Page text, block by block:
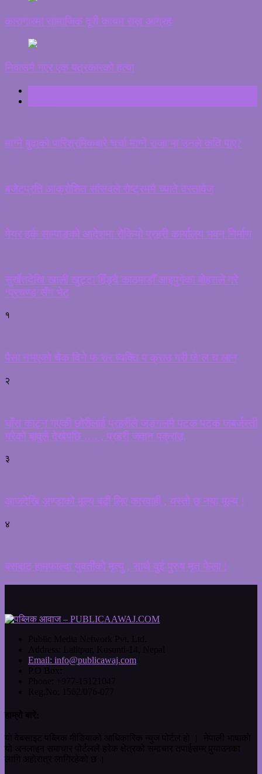
कारागारमा सामाजिक दूरी कायम राख्न आग्रह
निवासमै गएर एक पत्रकारको हत्या
माग्ने बुढाको पारिश्रमिकबारे चर्चा माग्ने राजा’मा उनले कति पाए?
बजेटप्रति आक्रोशित सांसदले रोष्ट्रममै च्याते दस्तावेज
मेयर हर्क साम्पाङको आदेशमा रोकियो प्रहरी कार्यालय भवन निर्माण
सुर्खेतदेखि खाली खुट्टा हिँड्दै काठमाडौँ आइपुगेका बोहराले गरे
‘प्रचण्ड’सँग भेट
१
पैसा नभएको चेक दिने फ रार ब्यक्ति प क्राउ गरी जे’ल च लान
२
घाँस काट्न गएकी छोरीलाई प्रहरीले जङ्गलमै पटक पटक जबर्जस्ती
गरेको बावुले देखेपछि …. , प्रहरी जवान पक्राउ,
३
आजदेखि अण्डाको मूल्य बढी लिए कारवाही , यस्तो छ नया मूल्य !
४
बसबाट हामफाल्दा युवतीको मृत्यु , साथै दुई पुरुष मृत फेला !
Email: info@publicawaj.com